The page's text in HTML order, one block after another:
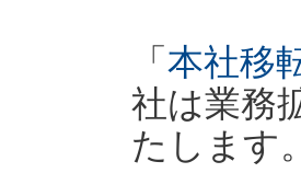
「 本社移
社は業務
たします